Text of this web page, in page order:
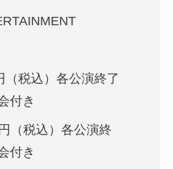
（税込）各公演終了
付き
（税込）各公演終
付き